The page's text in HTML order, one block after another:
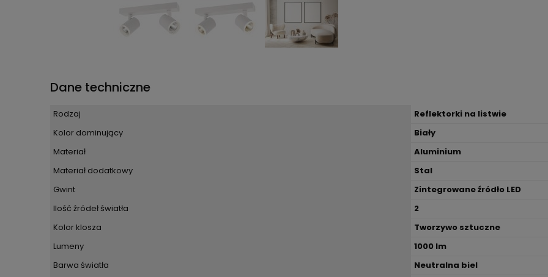
Dane techniczne
Rodzaj
Reflektorki na listwie
Kolor dominujący
Biały
Materiał
Aluminium
Materiał dodatkowy
Stal
Gwint
Zintegrowane źródło LED
Ilość źródeł światła
2
Kolor klosza
Tworzywo sztuczne
Lumeny
1000 lm
Barwa światła
Neutralna biel